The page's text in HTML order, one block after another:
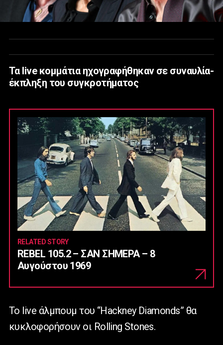
Τα live κομμάτια ηχογραφήθηκαν σε συναυλία-
έκπληξη του συγκροτήματος
RELATED STORY
REBEL 105.2 – ΣΑΝ ΣΗΜΕΡΑ – 8
Αυγούστου 1969
Το live άλμπουμ του “Hackney Diamonds” θα
κυκλοφορήσουν οι Rolling Stones.